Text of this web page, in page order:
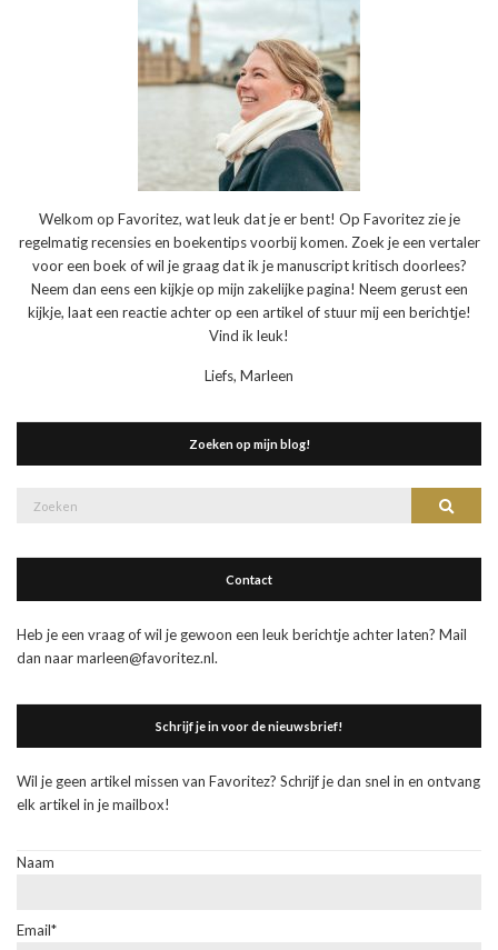
Welkom op Favoritez, wat leuk dat je er bent! Op Favoritez zie je
regelmatig recensies en boekentips voorbij komen. Zoek je een vertaler
voor een boek of wil je graag dat ik je manuscript kritisch doorlees?
Neem dan eens een kijkje op mijn zakelijke pagina! Neem gerust een
kijkje, laat een reactie achter op een artikel of stuur mij een berichtje!
Vind ik leuk!
Liefs, Marleen
Zoeken op mijn blog!
Zoek
Contact
Heb je een vraag of wil je gewoon een leuk berichtje achter laten? Mail
dan naar marleen@favoritez.nl.
Schrijf je in voor de nieuwsbrief!
Wil je geen artikel missen van Favoritez? Schrijf je dan snel in en ontvang
elk artikel in je mailbox!
Naam
Email*